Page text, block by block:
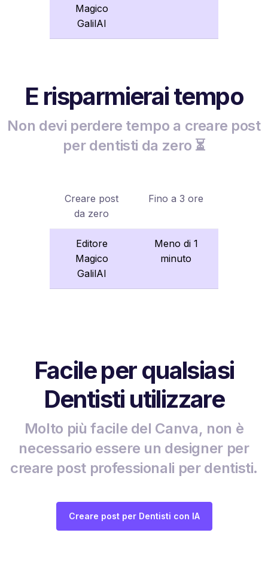
Magico
GalilAI
E risparmierai tempo
Non devi perdere tempo a creare post
per dentisti da zero ⏳
Creare post
da zero
Fino a 3 ore
Editore
Magico
GalilAI
Meno di 1
minuto
Facile per qualsiasi
Dentisti utilizzare
Molto più facile del Canva, non è
necessario essere un designer per
creare post professionali per dentisti.
Creare post per Dentisti con IA